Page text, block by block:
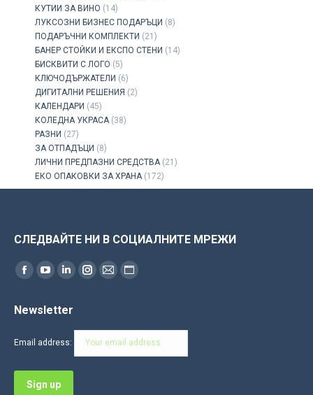
КУТИИ ЗА ВИНО (14)
ЛУКСОЗНИ БИЗНЕС ПОДАРЪЦИ (8)
ПОДАРЪЧНИ КОМПЛЕКТИ (21)
БАНЕР СТОЙКИ И ЕКСПО СТЕНИ (14)
БИСКВИТИ С ЛОГО (5)
КЛЮЧОДЪРЖАТЕЛИ (6)
ДИГИТАЛНИ РЕШЕНИЯ (2)
КАЛЕНДАРИ (45)
КОЛЕДНА УКРАСА (38)
РАЗНИ (27)
ЗА ОТПАДЪЦИ (8)
ЛИЧНИ ПРЕДПАЗНИ СРЕДСТВА (21)
ЕКО ОПАКОВКИ ЗА ХРАНА (172)
СЛЕДВАЙТЕ НИ В СОЦИАЛНИТЕ МРЕЖИ
Find us on:
Facebook
opens
window
YouTube
opens
window
Linkedin
opens
window
Instagram
in
Mail
in
Website
in
Newsletter
Email address: